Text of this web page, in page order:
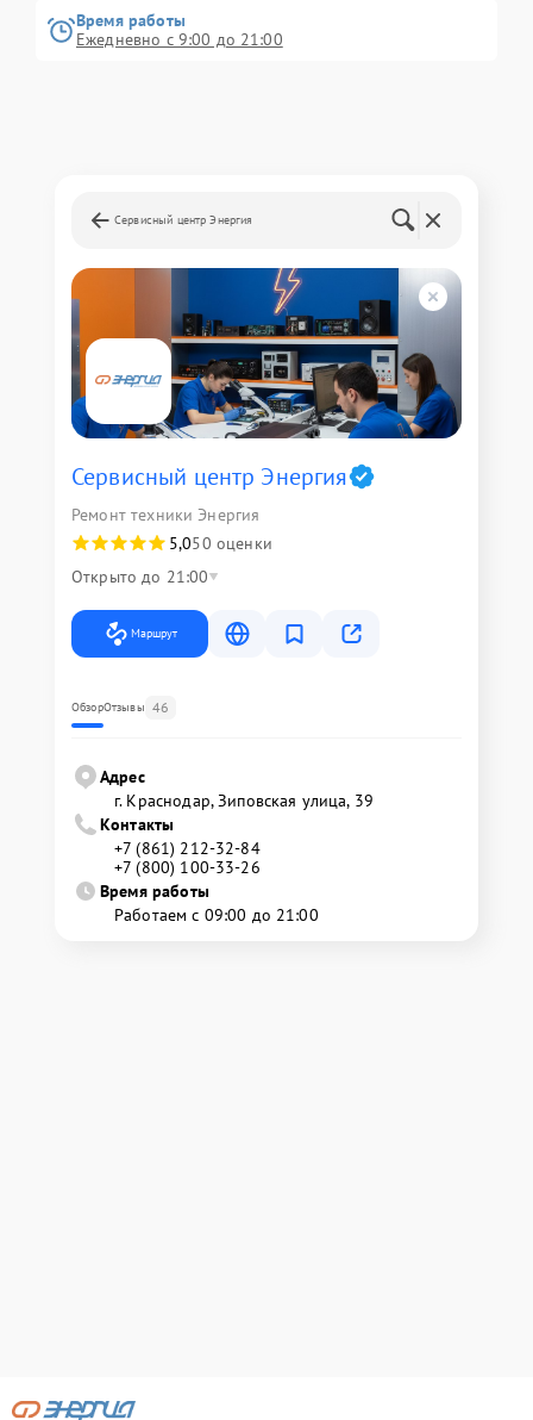
Время работы
Ежедневно с 9:00 до 21:00
Сервисный центр Энергия
Сервисный центр Энергия
Ремонт техники Энергия
5,050 оценки
Открыто до 21:00
Маршрут
ОбзорОтзывы 46
Адрес
г. Краснодар, Зиповская улица, 39
Контакты
+7 (861) 212-32-84
+7 (800) 100-33-26
Время работы
Работаем с 09:00 до 21:00